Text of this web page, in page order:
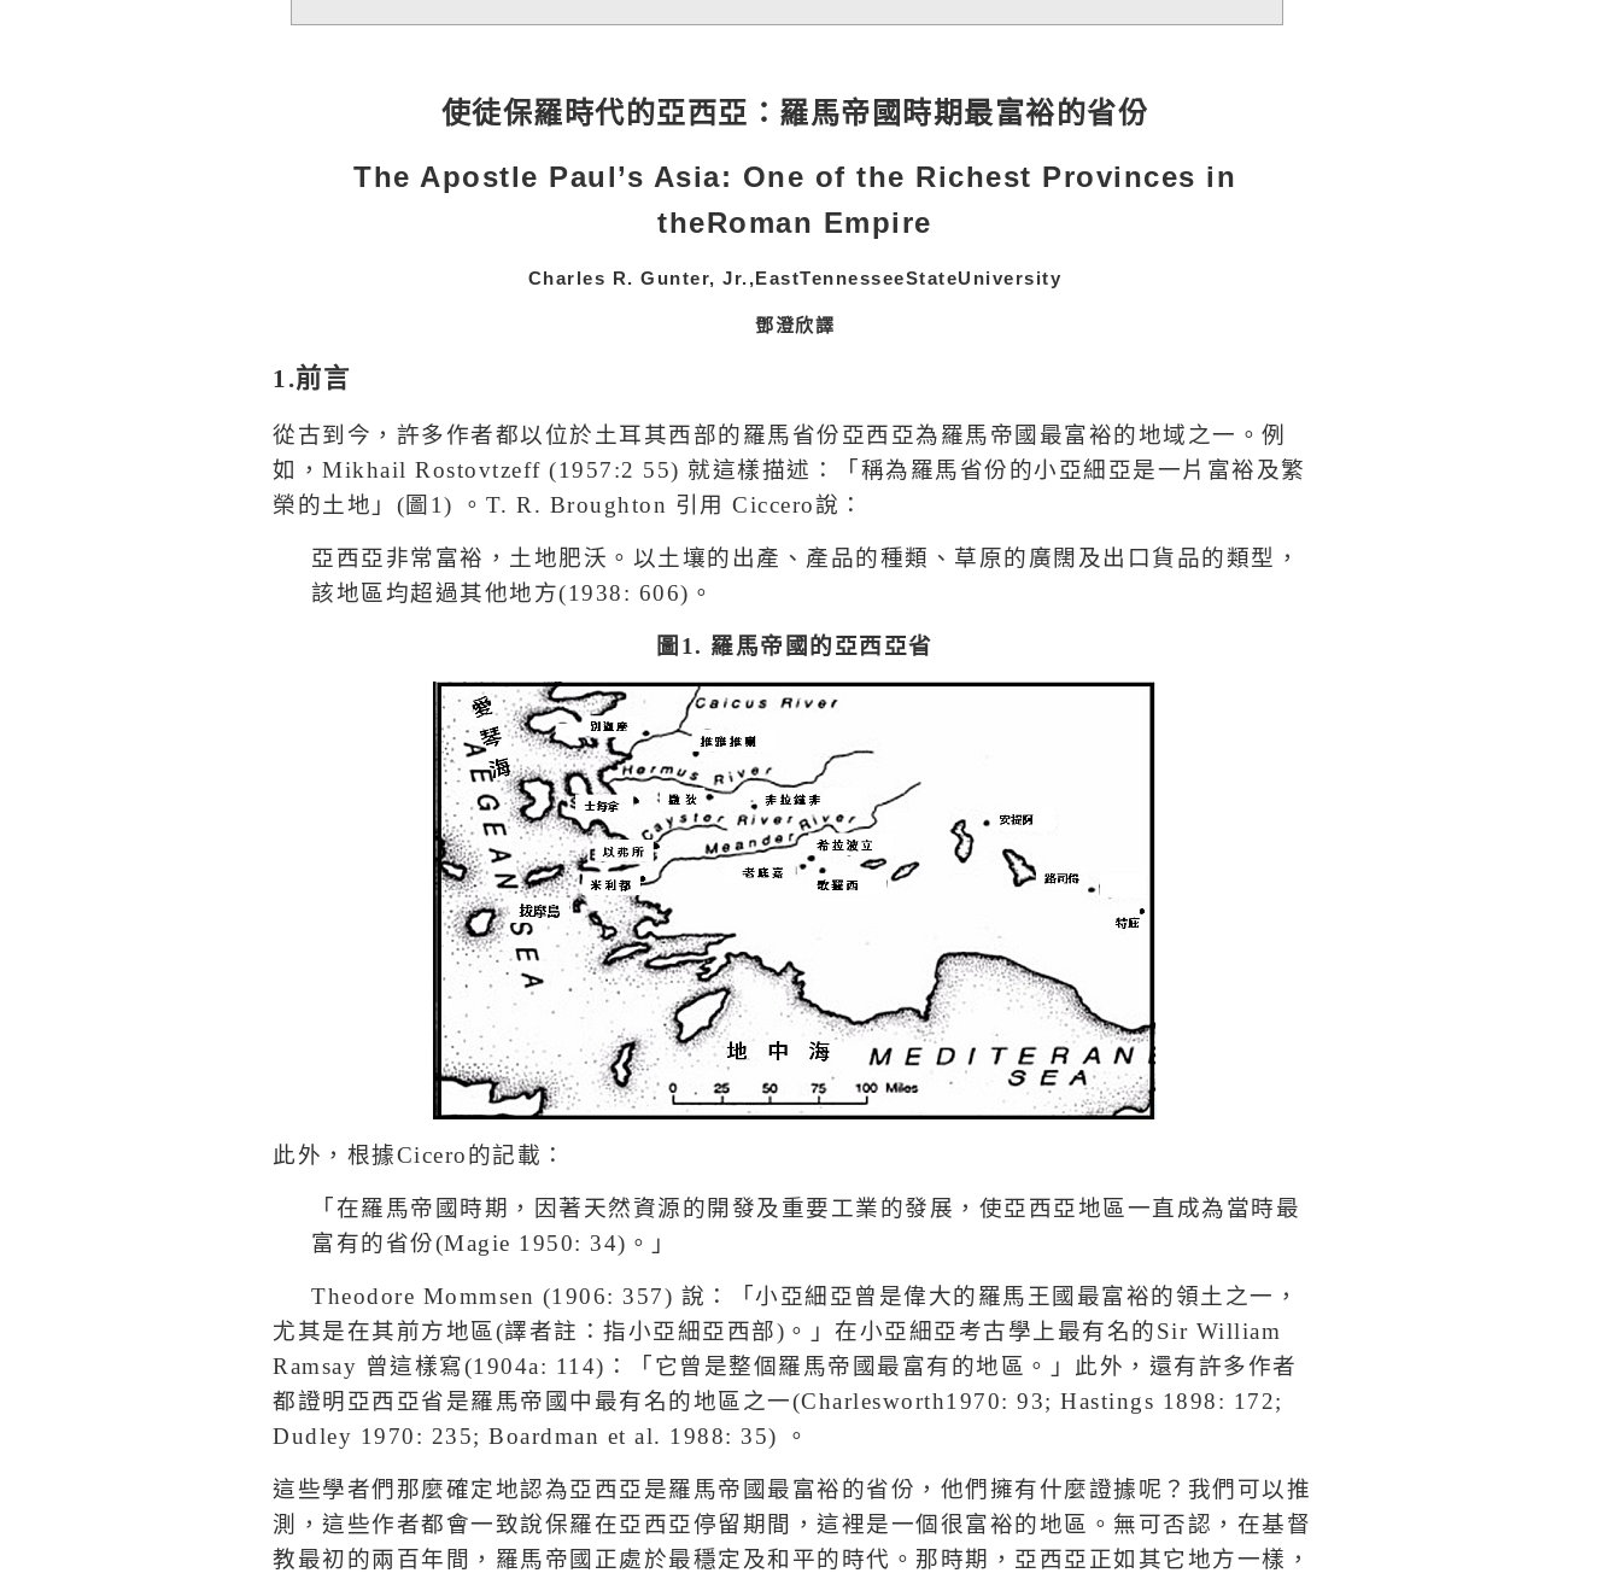
使徒保羅時代的亞西亞：羅馬帝國時期最富裕的省份
The Apostle Paul’s Asia: One of the Richest Provinces in
theRoman Empire
Charles R. Gunter, Jr.,EastTennesseeStateUniversity
鄧澄欣譯
1.前言
從古到今，許多作者都以位於土耳其西部的羅馬省份亞西亞為羅馬帝國最富裕的地域之一。例
如， Mikhail Rostovtzeff (1957:2 55) 就這樣描述：「稱為羅馬省份的小亞細亞是一片富裕及繁
榮的土地」 (圖 1) 。 T. R. Broughton 引用 Ciccero說：
亞西亞非常富裕，土地肥沃。以土壤的出產、產品的種類、草原的廣闊及出口貨品的類型，
該地區均超過其他地方(1938: 606) 。
圖 1. 羅馬帝國的亞西亞省
此外，根據Cicero的記載：
「在羅馬帝國時期，因著天然資源的開發及重要工業的發展，使亞西亞地區一直成為當時最
富有的省份(Magie 1950: 34) 。」
Theodore Mommsen (1906: 357) 說：「小亞細亞曾是偉大的羅馬王國最富裕的領土之一，
尤其是在其前方地區(譯者註：指小亞細亞西部) 。」在小亞細亞考古學上最有名的Sir William
Ramsay 曾這樣寫(1904a: 114) ：「它曾是整個羅馬帝國最富有的地區。」此外，還有許多作者
都證明亞西亞省是羅馬帝國中最有名的地區之一(Charlesworth1970: 93; Hastings 1898: 172;
Dudley 1970: 235; Boardman et al. 1988: 35)
。
這些學者們那麼確定地認為亞西亞是羅馬帝國最富裕的省份，他們擁有什麼證據呢？我們可以推
測，這些作者都會一致說保羅在亞西亞停留期間，這裡是一個很富裕的地區。無可否認，在基督
教最初的兩百年間，羅馬帝國正處於最穩定及和平的時代。那時期，亞西亞正如其它地方一樣，